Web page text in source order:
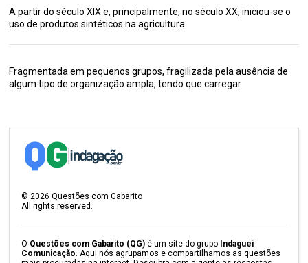
A partir do século XIX e, principalmente, no século XX, iniciou-se o
uso de produtos sintéticos na agricultura
Fragmentada em pequenos grupos, fragilizada pela ausência de
algum tipo de organização ampla, tendo que carregar
© 2026 Questões com Gabarito
All rights reserved.
O Questões com Gabarito (QG) é um site do grupo Indaguei
Comunicação . Aqui nós agrupamos e compartilhamos as questões